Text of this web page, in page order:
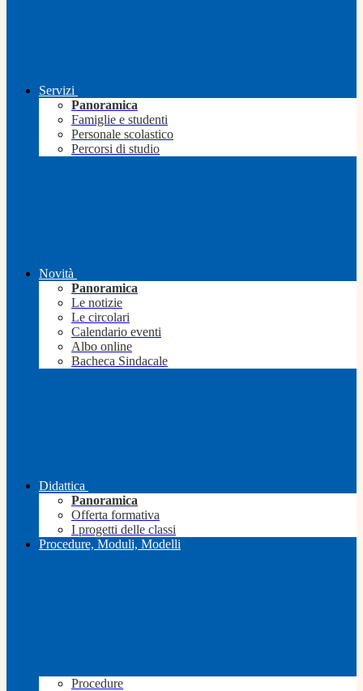
Servizi
Panoramica
Famiglie e studenti
Personale scolastico
Percorsi di studio
Novità
Panoramica
Le notizie
Le circolari
Calendario eventi
Albo online
Bacheca Sindacale
Didattica
Panoramica
Offerta formativa
I progetti delle classi
Procedure, Moduli, Modelli
Procedure